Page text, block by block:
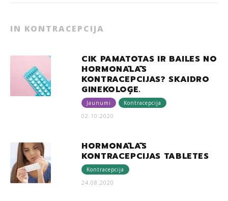
IN KONTRACEPCIJA
CIK PAMATOTAS IR BAILES NO
HORMONĀLĀS
KONTRACEPCIJAS? SKAIDRO
GINEKOLOĢE.
Jaunumi Kontracepcija
02.10.2020
HORMONĀLĀS
KONTRACEPCIJAS TABLETES
Kontracepcija
24.08.2020